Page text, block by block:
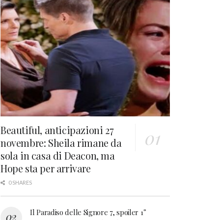
Beautiful, anticipazioni 27
novembre: Sheila rimane da
sola in casa di Deacon, ma
Hope sta per arrivare
0 SHARES
Il Paradiso delle Signore 7, spoiler 1°